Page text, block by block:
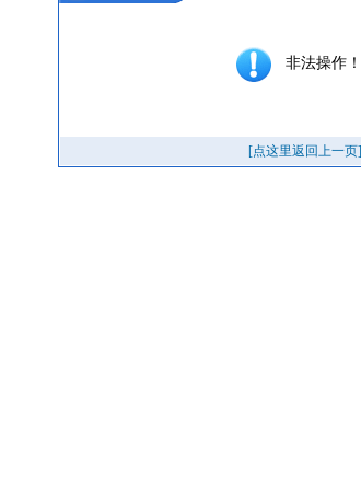
非法操作！
[点这里返回上一页]